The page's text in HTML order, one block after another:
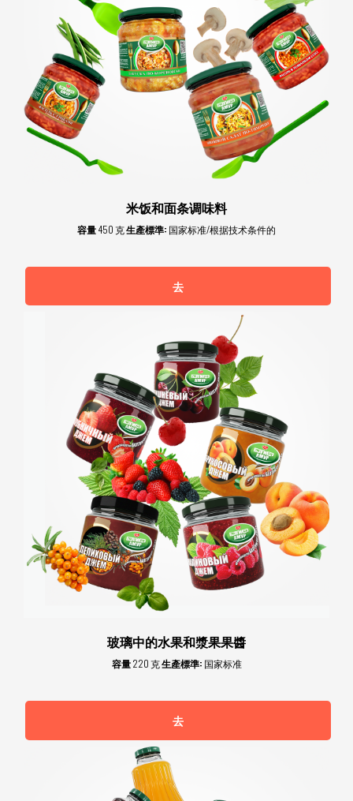
米饭和面条调味料
容量450 克生產標準: 国家标准/根据技术条件的
去
玻璃中的水果和漿果果醬
容量220 克生產標準: 国家标准
去